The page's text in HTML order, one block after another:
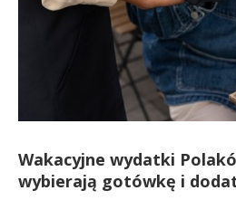
Wakacyjne wydatki
wybierają gotówkę i